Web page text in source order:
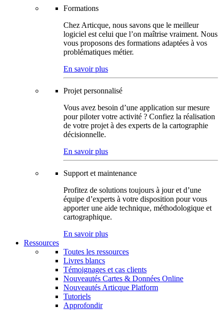
Formations
Chez Articque, nous savons que le meilleur
logiciel est celui que l’on maîtrise vraiment. Nous
vous proposons des formations adaptées à vos
problématiques métier.
En savoir plus
Projet personnalisé
Vous avez besoin d’une application sur mesure
pour piloter votre activité ? Confiez la réalisation
de votre projet à des experts de la cartographie
décisionnelle.
En savoir plus
Support et maintenance
Profitez de solutions toujours à jour et d’une
équipe d’experts à votre disposition pour vous
apporter une aide technique, méthodologique et
cartographique.
En savoir plus
Ressources
Toutes les ressources
Livres blancs
Témoignages et cas clients
Nouveautés Cartes & Données Online
Nouveautés Articque Platform
Tutoriels
Approfondir